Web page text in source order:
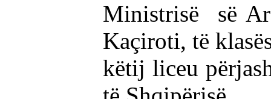
Ministrisë së
Kaçiroti, të
këtij liceu